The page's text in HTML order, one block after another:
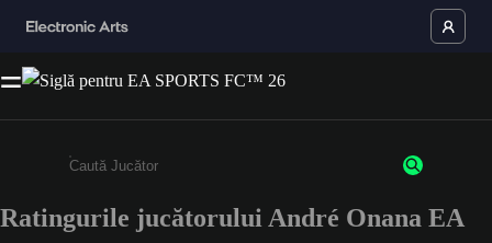
Enter a minimum of 3 characters or numbers
Ratingurile jucătorului André Onana EA